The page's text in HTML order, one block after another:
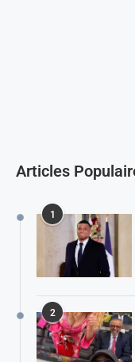
Articles
1
2